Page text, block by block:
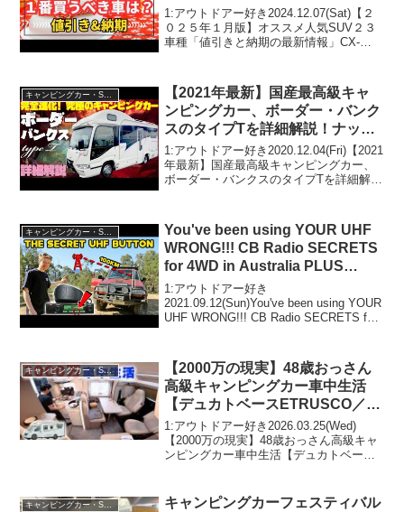
ンクス&フォレスター&ハリアー
&キックス&トライトン&WR-V&
ヴェゼル&ライズなど
1:アウトドアー好き2024.12.07(Sat)【２
０２５年１月版】オススメ人気SUV２３
車種「値引きと納期の最新情報」CX-
ヴェゼル&ライズなどって人気...
【2021年最新】国産最高級キャ
ンピングカー、ボーダー・バンク
スのタイプTを詳細解説！ナッツ
RV発、トヨタ・コースターベー
スのバスコン以上に快適なセミフ
ルコンバージョン！車中泊や道の
1:アウトドアー好き2020.12.04(Fri)【2021
年最新】国産最高級キャンピングカー、
ボーダー・バンクスのタイプTを詳細解
ンバージョン！車中泊や道の駅巡りに...
キャンピングカー・SUV人気車種
You've been using YOUR UHF
WRONG!!! CB Radio SECRETS
for 4WD in Australia PLUS
History & Technology
1:アウトドアー好き
2021.09.12(Sun)You've been using YOUR
UHF WRONG!!! CB Radio SECRETS for
キャンピングカー・SUV人気車種
【2000万の現実】48歳おっさん
高級キャンピングカー車中生活
【デュカトベースETRUSCO／T
6900 SB 】
1:アウトドアー好き2026.03.25(Wed)
【2000万の現実】48歳おっさん高級キャ
ンピングカー車中生活【デュカトベース
ドアー好き2026.03...
キャンピングカー・SUV人気車種
キャンピングカーフェスティバル